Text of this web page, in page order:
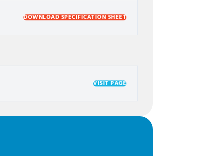
DOWNLOAD SPECIFICATION SHEET
VISIT PAGE